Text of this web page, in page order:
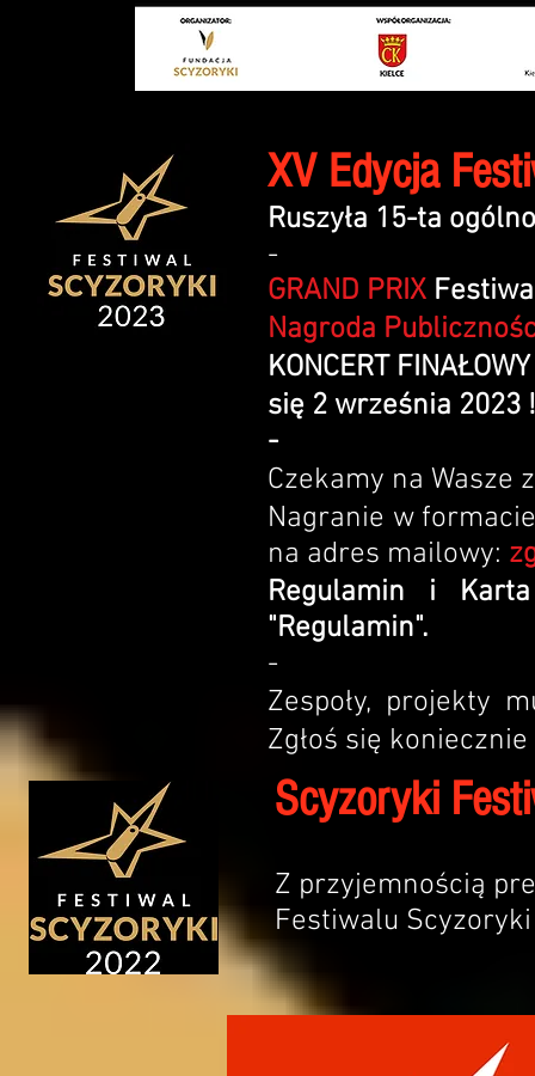
XV Edycja
Ruszyła 15-ta
-
GRAND PRIX
Nagroda
KONCERT
się 2 września 2023
-
Czekamy na Wasze
Nagranie w
na adres mailowy:
Regulamin i
"Regulamin".
-
Zespoły, projekty
Zgłoś się
Scyzoryki
Z przyjemnością
Festiwalu Scyzoryki